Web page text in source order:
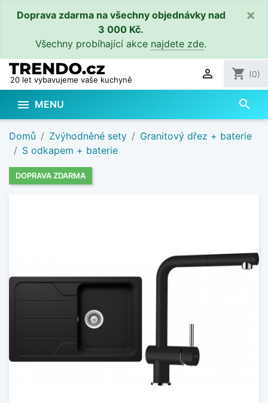
Doprava zdarma na všechny objednávky nad
3 000 Kč.
Všechny probíhající akce najdete zde.
×
20 let vybavujeme vaše kuchyně  shopping_cart (0)
 MENU search
Domů Zvýhodněné sety
Granitový dřez + baterie
S odkapem + baterie
DOPRAVA ZDARMA